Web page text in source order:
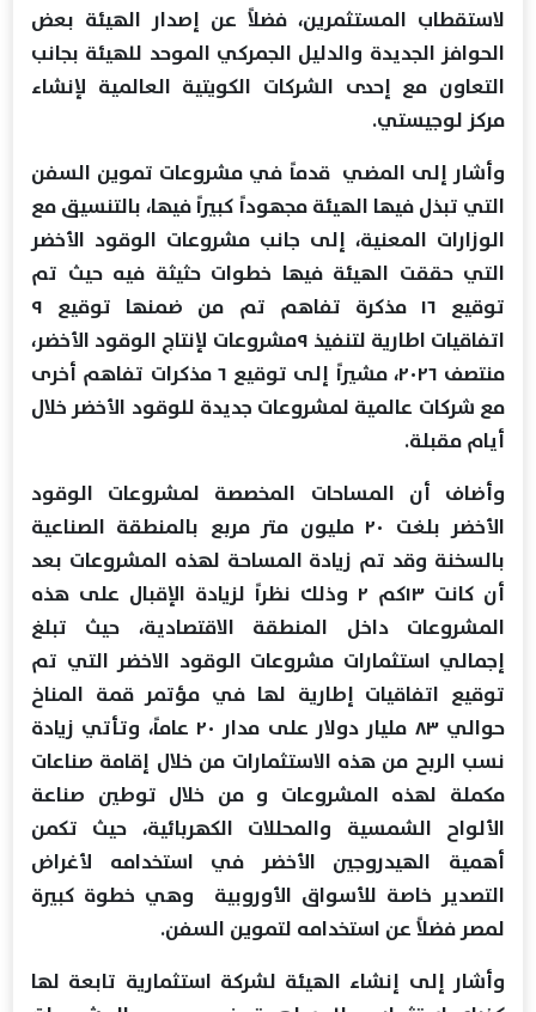
لاستقطاب المستثمرين، فضلاً عن إصدار الهيئة بعض
الحوافز الجديدة والدليل الجمركي الموحد للهيئة بجانب
التعاون مع إحدى الشركات الكويتية العالمية لإنشاء
مركز لوجيستي.
وأشار إلى المضي قدماً في مشروعات تموين السفن
التي تبذل فيها الهيئة مجهوداً كبيراً فيها، بالتنسيق مع
الوزارات المعنية، إلى جانب مشروعات الوقود الأخضر
التي حققت الهيئة فيها خطوات حثيثة فيه حيث تم
توقيع ١٦ مذكرة تفاهم تم من ضمنها توقيع ٩
اتفاقيات اطارية لتنفيذ ٩مشروعات لإنتاج الوقود الأخضر،
منتصف ٢٠٢٦، مشيراً إلى توقيع ٦ مذكرات تفاهم أخرى
مع شركات عالمية لمشروعات جديدة للوقود الأخضر خلال
أيام مقبلة.
وأضاف أن المساحات المخصصة لمشروعات الوقود
الأخضر بلغت ٢٠ مليون متر مربع بالمنطقة الصناعية
بالسخنة وقد تم زيادة المساحة لهذه المشروعات بعد
أن كانت ١٣كم ٢ وذلك نظراً لزيادة الإقبال على هذه
المشروعات داخل المنطقة الاقتصادية، حيث تبلغ
إجمالي استثمارات مشروعات الوقود الاخضر التي تم
توقيع اتفاقيات إطارية لها في مؤتمر قمة المناخ
حوالي ٨٣ مليار دولار على مدار ٢٠ عاماً، وتأتي زيادة
نسب الربح من هذه الاستثمارات من خلال إقامة صناعات
مكملة لهذه المشروعات و من خلال توطين صناعة
الألواح الشمسية والمحللات الكهربائية، حيث تكمن
أهمية الهيدروجين الأخضر في استخدامه لأغراض
التصدير خاصة للأسواق الأوروبية وهي خطوة كبيرة
لمصر فضلاً عن استخدامه لتموين السفن.
وأشار إلى إنشاء الهيئة لشركة استثمارية تابعة لها